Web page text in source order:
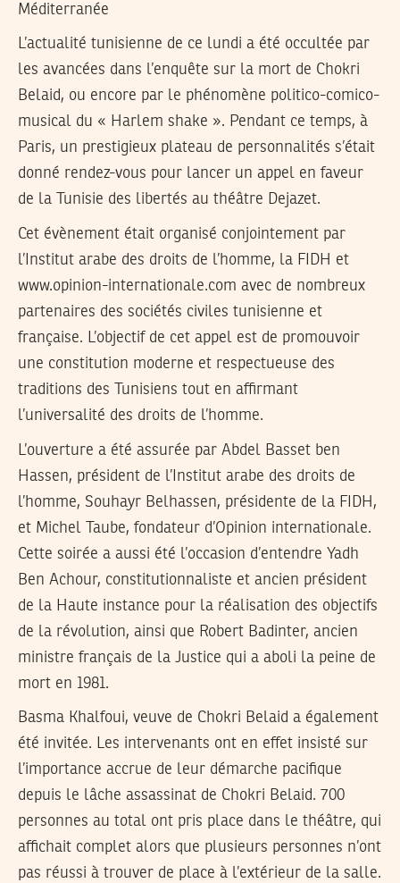
Méditerranée
L’actualité tunisienne de ce lundi a été occultée par
les avancées dans l’enquête sur la mort de Chokri
Belaid, ou encore par le phénomène politico-comico-
musical du « Harlem shake ». Pendant ce temps, à
Paris, un prestigieux plateau de personnalités s’était
donné rendez-vous pour lancer un appel en faveur
de la Tunisie des libertés au théâtre Dejazet.
Cet évènement était organisé conjointement par
l’Institut arabe des droits de l’homme, la FIDH et
www.opinion-internationale.com avec de nombreux
partenaires des sociétés civiles tunisienne et
française. L’objectif de cet appel est de promouvoir
une constitution moderne et respectueuse des
traditions des Tunisiens tout en affirmant
l’universalité des droits de l’homme.
L’ouverture a été assurée par Abdel Basset ben
Hassen, président de l’Institut arabe des droits de
l’homme, Souhayr Belhassen, présidente de la FIDH,
et Michel Taube, fondateur d’Opinion internationale.
Cette soirée a aussi été l’occasion d’entendre Yadh
Ben Achour, constitutionnaliste et ancien président
de la Haute instance pour la réalisation des objectifs
de la révolution, ainsi que Robert Badinter, ancien
ministre français de la Justice qui a aboli la peine de
mort en 1981.
Basma Khalfoui, veuve de Chokri Belaid a également
été invitée. Les intervenants ont en effet insisté sur
l’importance accrue de leur démarche pacifique
depuis le lâche assassinat de Chokri Belaid. 700
personnes au total ont pris place dans le théâtre, qui
affichait complet alors que plusieurs personnes n’ont
pas réussi à trouver de place à l’extérieur de la salle.